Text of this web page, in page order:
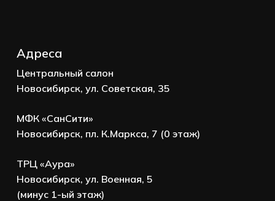
Адреса
Центральный салон
Новосибирск, ул. Советская, 35
МФК «СанСити»
Новосибирск, пл. К.Маркса, 7 (0 этаж)
ТРЦ «Аура»
Новосибирск, ул. Военная, 5
(минус 1-ый этаж)